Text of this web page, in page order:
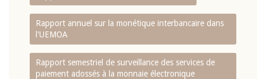
Rapport annuel sur la monétique interbancaire dans
l'UEMOA
Rapport semestriel de surveillance des services de
paiement adossés à la monnaie électronique